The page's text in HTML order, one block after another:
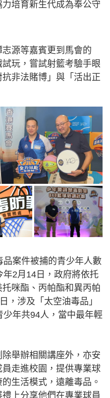
培育新生代成為奉公守
源等嘉賓更到馬會的
試玩，嘗試射籃考驗手眼
非法賭博」與「活出正
案件被捕的青少年人數
2月14日，政府將依托
咪酯、丙帕酯和異丙帕
，涉及「太空油毒品」
年共94人，當中最年輕
舉辦相關講座外，亦安
走進校園，提供專業球
生活模式，遠離毒品。
上分享他們在專業球員